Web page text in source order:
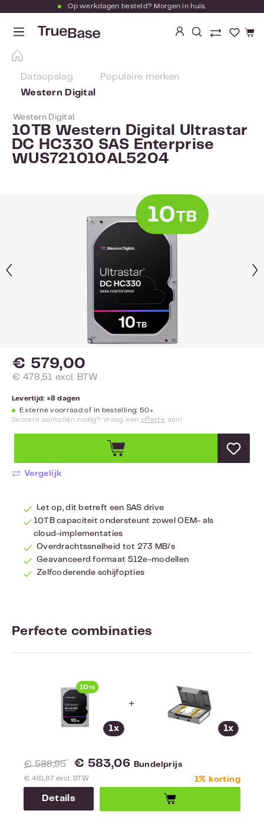
Ga naar de hoofdinhoud
Op werkdagen besteld? Morgen in huis.
Je
Dataopslag
Populaire merken
Western Digital
Western Digital
10TB Western Digital Ultrastar
DC HC330 SAS Enterprise
WUS721010AL5204
€ 579,00
€ 478,51 excl. BTW
Levertijd: ±8 dagen
Externe voorraad of in bestelling: 50+
Grotere aantallen nodig? Vraag een offerte aan!
Vergelijk
Let op, dit betreft een SAS drive
10TB capaciteit ondersteunt zowel OEM- als
cloud-implementaties
Overdrachtssnelheid tot 273 MB/s
Geavanceerd formaat 512e-modellen
Zelfcoderende schijfopties
Perfecte combinaties
+
1x 1x
€ 588,95 € 583,06 Bundelprijs
€ 481,87 excl. BTW 1% korting
Details